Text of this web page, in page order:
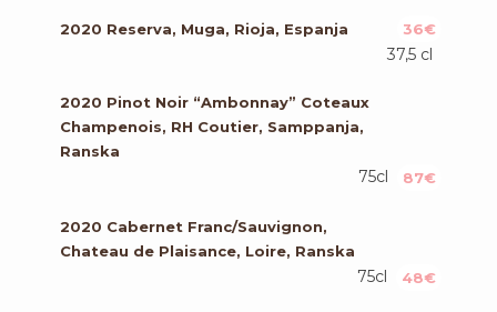
2020 Reserva, Muga, Rioja, Espanja 36€
37,5 cl
2020 Pinot Noir “Ambonnay” Coteaux
Champenois, RH Coutier, Samppanja,
Ranska
87€
75cl
2020 Cabernet Franc/Sauvignon,
Chateau de Plaisance, Loire, Ranska
48€
75cl